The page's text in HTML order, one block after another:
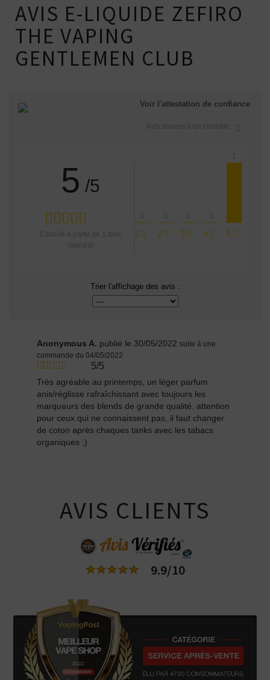
AVIS E-LIQUIDE ZEFIRO
THE VAPING
GENTLEMEN CLUB
Voir l'attestation de confiance
Avis soumis à un contrôle
5 /5
Calculé à partir de 1 avis
client(s)
1 2 3 4 5
Trier l'affichage des avis :
Anonymous A. publié le 30/05/2022 suite à une
commande du 04/05/2022
5/5
Très agréable au printemps, un léger parfum
anis/réglisse rafraîchissant avec toujours les
marqueurs des blends de grande qualité. attention
pour ceux qui ne connaissent pas, il faut changer
de coton après chaques tanks avec les tabacs
organiques ;)
AVIS CLIENTS
9.9/10